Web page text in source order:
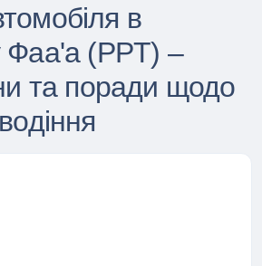
в
Фаа'а (PPT) –
та поради щодо